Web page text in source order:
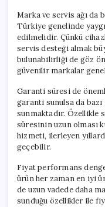
Marka ve servis ağı da
Türkiye genelinde
edilmelidir. Çünkü
servis desteği almak
bulunabilirliği de göz
güvenilir markalar
Garanti süresi de
garanti sunulsa da
sunmaktadır. Özellikle
süresinin uzun olması
hizmeti, ilerleyen
geçebilir.
Fiyat performans
ürün her zaman en iyi
de uzun vadede daha
sunduğu özellikler ile